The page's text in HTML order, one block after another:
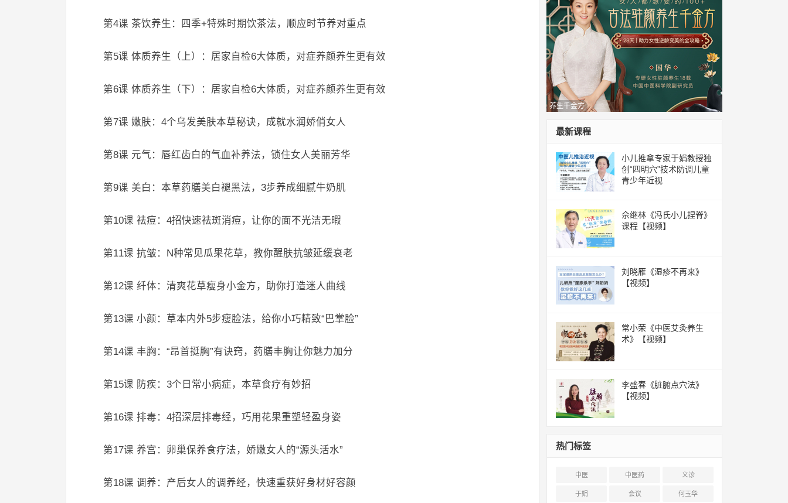
第4课 茶饮养生：四季+特殊时期饮茶法，顺应时节养对重点
第5课 体质养生（上）：居家自检6大体质，对症养颜养生更有效
第6课 体质养生（下）：居家自检6大体质，对症养颜养生更有效
第7课 嫩肤：4个乌发美肤本草秘诀，成就水润娇俏女人
第8课 元气：唇红齿白的气血补养法，锁住女人美丽芳华
第9课 美白：本草药膳美白褪黑法，3步养成细腻牛奶肌
第10课 祛痘：4招快速祛斑消痘，让你的面不光洁无暇
第11课 抗皱：N种常见瓜果花草，教你醒肤抗皱延缓衰老
第12课 纤体：清爽花草瘦身小金方，助你打造迷人曲线
第13课 小颜：草本内外5步瘦脸法，给你小巧精致“巴掌脸”
第14课 丰胸：“昂首挺胸”有诀窍，药膳丰胸让你魅力加分
第15课 防疾：3个日常小病症，本草食疗有妙招
第16课 排毒：4招深层排毒经，巧用花果重塑轻盈身姿
第17课 养宫：卵巢保养食疗法，娇嫩女人的“源头活水”
第18课 调养：产后女人的调养经，快速重获好身材好容颜
养生千金方
最新课程
小儿推拿专家于娟教授独
创“四明穴”技术防调儿童
青少年近视
佘继林《冯氏小儿捏脊》
课程【视频】
刘晓雁《湿疹不再来》
【视频】
常小荣《中医艾灸养生
术》【视频】
李盛春《脏腑点穴法》
【视频】
热门标签
中医 中医药 义诊
于娟 会议 何玉华